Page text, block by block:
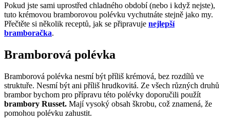
Pokud jste sami uprostřed chladného období (nebo i když nejste),
tuto krémovou bramborovou polévku vychutnáte stejně jako my.
Přečtěte si několik receptů, jak se připravuje nejlepší
bramboračka.
Bramborová polévka
Bramborová polévka nesmí být příliš krémová, bez rozdílů ve
struktuře. Nesmí být ani příliš hrudkovitá. Ze všech různých druhů
brambor bychom pro přípravu této polévky doporučili použít
brambory Russet. Mají vysoký obsah škrobu, což znamená, že
pomohou polévku zahustit.